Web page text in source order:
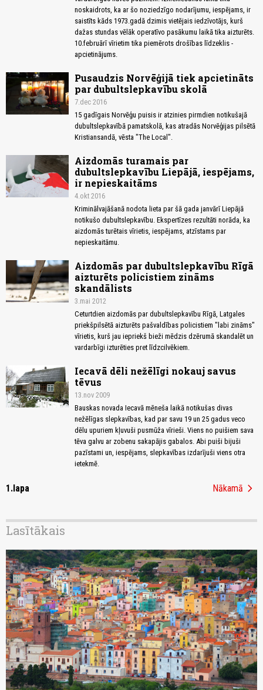
noskaidrots, ka ar šo noziedzīgo nodarījumu, iespējams, ir
saistīts kāds 1973.gadā dzimis vietējais iedzīvotājs, kurš
dažas stundas vēlāk operatīvo pasākumu laikā tika aizturēts.
10.februārī vīrietim tika piemērots drošības līdzeklis -
apcietinājums.
Pusaudzis Norvēģijā tiek apcietināts
par dubultslepkavību skolā
7.dec 2016
15 gadīgais Norvēģu puisis ir atzinies pirmdien notikušajā
dubultslepkavībā pamatskolā, kas atradās Norvēģijas pilsētā
Kristiansandā, vēsta "The Local".
Aizdomās turamais par
dubultslepkavību Liepājā, iespējams,
ir nepieskaitāms
4.okt 2016
Kriminālvajāšanā nodota lieta par šā gada janvārī Liepājā
notikušo dubultslepkavību. Ekspertīzes rezultāti norāda, ka
aizdomās turētais vīrietis, iespējams, atzīstams par
nepieskaitāmu.
Aizdomās par dubultslepkavību Rīgā
aizturēts policistiem zināms
skandālists
3.mai 2012
Ceturtdien aizdomās par dubultslepkavību Rīgā, Latgales
priekšpilsētā aizturēts pašvaldības policistiem "labi zināms"
vīrietis, kurš jau iepriekš bieži mēdzis dzērumā skandalēt un
vardarbīgi izturēties pret līdzcilvēkiem.
Iecavā dēli nežēlīgi nokauj savus
tēvus
13.nov 2009
Bauskas novada Iecavā mēneša laikā notikušas divas
nežēlīgas slepkavības, kad par savu 19 un 25 gadus veco
dēlu upuriem kļuvuši pusmūža vīrieši. Viens no puišiem sava
tēva galvu ar zobenu sakapājis gabalos. Abi puiši bijuši
pazīstami un, iespējams, slepkavības izdarījuši viens otra
ietekmē.
1.lapa Nākamā chevron_right
Lasītākais